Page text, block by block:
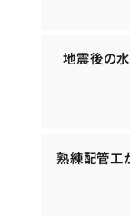
地震後の
熟練配管工